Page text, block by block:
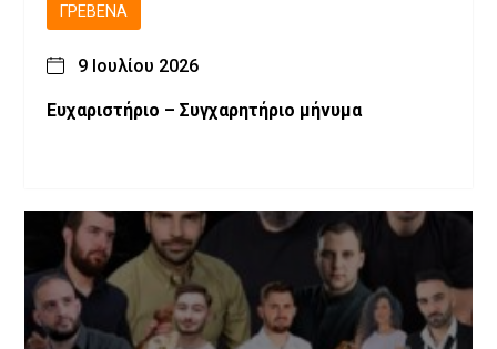
ΓΡΕΒΕΝΆ
9 Ιουλίου 2026
Ευχαριστήριο – Συγχαρητήριο μήνυμα